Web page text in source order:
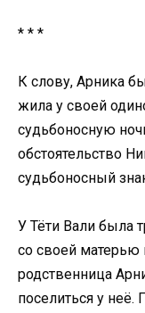
* * *
К слову, Арника
жила у своей
судьбоносную
обстоятельство
судьбоносный
У Тёти Вали была
со своей
родственница
поселиться у неё.